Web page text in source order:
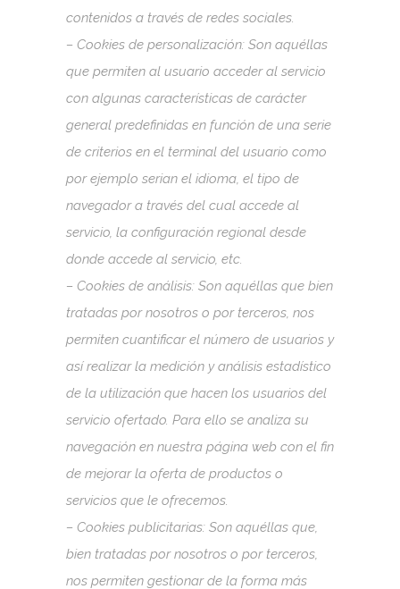
contenidos a través de redes sociales.
– Cookies de personalización: Son aquéllas
que permiten al usuario acceder al servicio
con algunas características de carácter
general predefinidas en función de una serie
de criterios en el terminal del usuario como
por ejemplo serian el idioma, el tipo de
navegador a través del cual accede al
servicio, la configuración regional desde
donde accede al servicio, etc.
– Cookies de análisis: Son aquéllas que bien
tratadas por nosotros o por terceros, nos
permiten cuantificar el número de usuarios y
así realizar la medición y análisis estadístico
de la utilización que hacen los usuarios del
servicio ofertado. Para ello se analiza su
navegación en nuestra página web con el fin
de mejorar la oferta de productos o
servicios que le ofrecemos.
– Cookies publicitarias: Son aquéllas que,
bien tratadas por nosotros o por terceros,
nos permiten gestionar de la forma más